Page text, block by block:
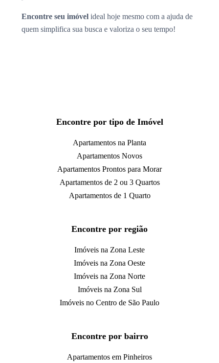
Encontre seu imóvel ideal hoje mesmo com a ajuda de
quem simplifica sua busca e valoriza o seu tempo!
Encontre por tipo de Imóvel
Apartamentos na Planta
Apartamentos Novos
Apartamentos Prontos para Morar
Apartamentos de 2 ou 3 Quartos
Apartamentos de 1 Quarto
Encontre por região
Imóveis na Zona Leste
Imóveis na Zona Oeste
Imóveis na Zona Norte
Imóveis na Zona Sul
Imóveis no Centro de São Paulo
Encontre por bairro
Apartamentos em Pinheiros